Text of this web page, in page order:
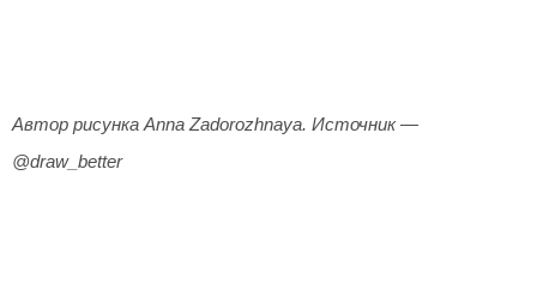
Автор рисунка Anna Zadorozhnaya. Источник —
@draw_better